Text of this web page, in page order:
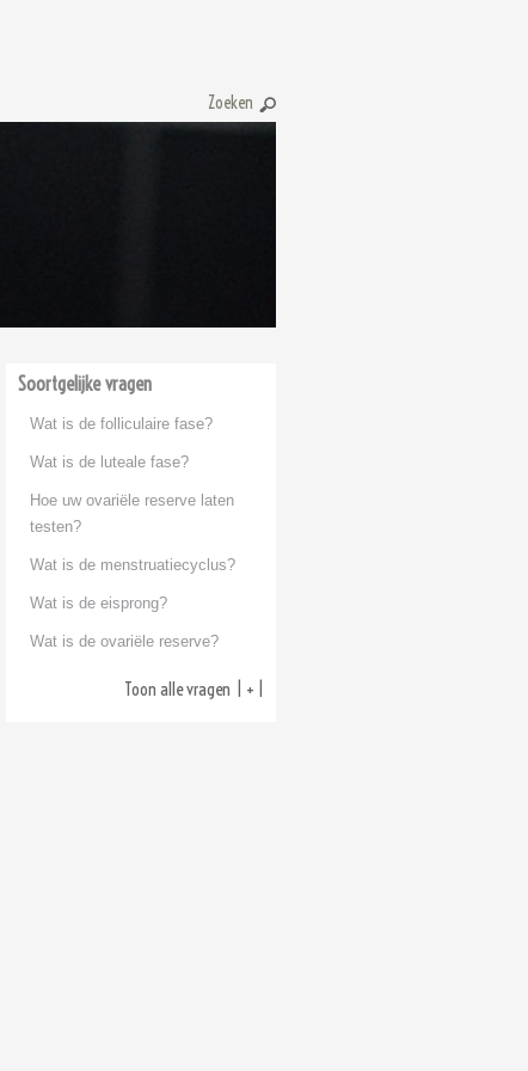
Zoeken:
Soortgelijke vragen
Wat is de folliculaire fase?
Wat is de luteale fase?
Hoe uw ovariële reserve laten
testen?
Wat is de menstruatiecyclus?
Wat is de eisprong?
Wat is de ovariële reserve?
Toon alle vragen